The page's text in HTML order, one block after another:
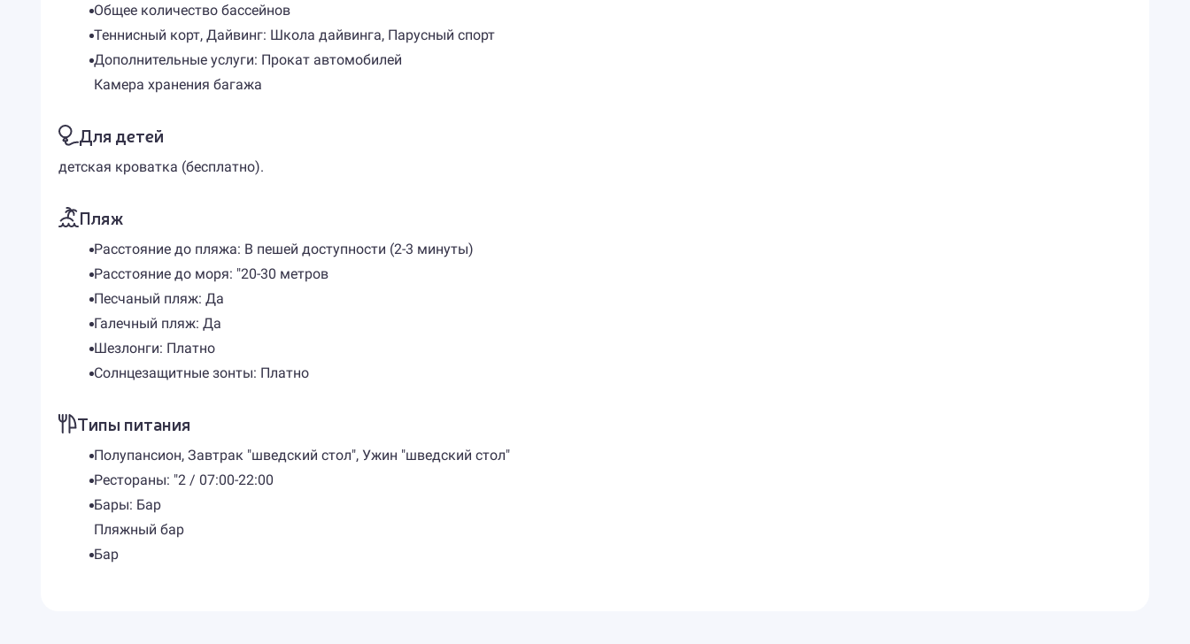
Общее количество бассейнов
Теннисный корт, Дайвинг: Школа дайвинга, Парусный спорт
Дополнительные услуги: Прокат автомобилей
Камера хранения багажа
Для детей
детская кроватка (бесплатно).
Пляж
Расстояние до пляжа: В пешей доступности (2-3 минуты)
Расстояние до моря: "20-30 метров
Песчаный пляж: Да
Галечный пляж: Да
Шезлонги: Платно
Солнцезащитные зонты: Платно
Типы питания
Полупансион, Завтрак "шведский стол", Ужин "шведский стол"
Рестораны: "2 / 07:00-22:00
Бары: Бар
Пляжный бар
Бар